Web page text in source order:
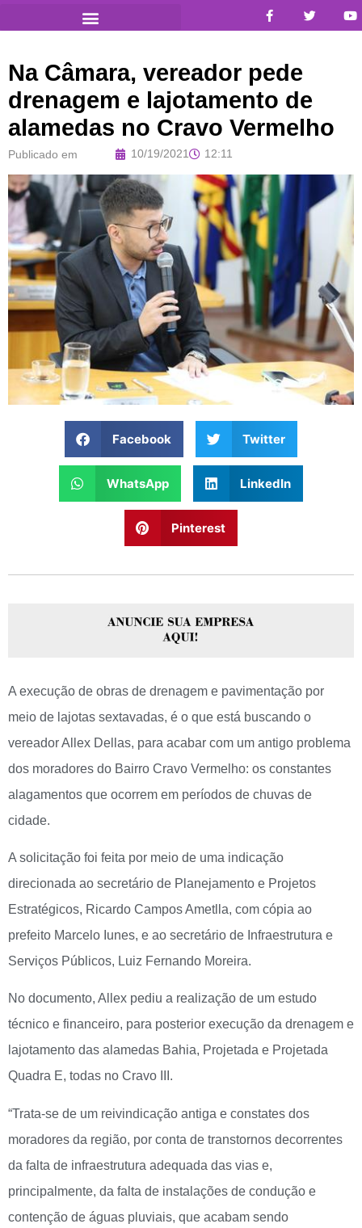
Na Câmara, vereador pede
drenagem e lajotamento de
alamedas no Cravo Vermelho
Publicado em 10/19/2021 12:11
Facebook Twitter
WhatsApp LinkedIn
Pinterest
A execução de obras de drenagem e pavimentação por
meio de lajotas sextavadas, é o que está buscando o
vereador Allex Dellas, para acabar com um antigo problema
dos moradores do Bairro Cravo Vermelho: os constantes
alagamentos que ocorrem em períodos de chuvas de
cidade.
A solicitação foi feita por meio de uma indicação
direcionada ao secretário de Planejamento e Projetos
Estratégicos, Ricardo Campos Ametlla, com cópia ao
prefeito Marcelo Iunes, e ao secretário de Infraestrutura e
Serviços Públicos, Luiz Fernando Moreira.
No documento, Allex pediu a realização de um estudo
técnico e financeiro, para posterior execução da drenagem e
lajotamento das alamedas Bahia, Projetada e Projetada
Quadra E, todas no Cravo III.
“Trata-se de um reivindicação antiga e constates dos
moradores da região, por conta de transtornos decorrentes
da falta de infraestrutura adequada das vias e,
principalmente, da falta de instalações de condução e
contenção de águas pluviais, que acabam sendo